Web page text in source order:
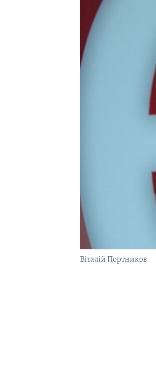
УКРАЇНСЬКА ПРОБЛЕМА КРИМУ
Віталій Портников